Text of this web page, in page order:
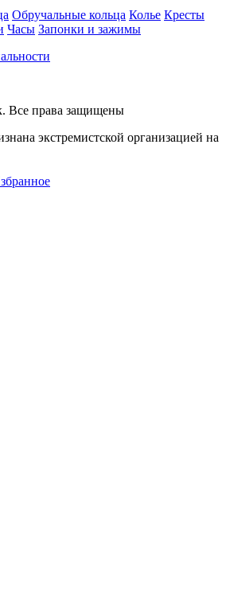
Обручальные кольца Колье Кресты
Часы Запонки и зажимы
Все права защищены
экстремистской организацией на